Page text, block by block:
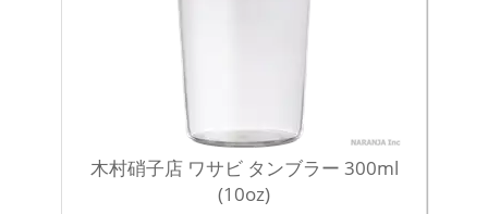
木村硝子店 ワサビ タンブラー 300ml
(10oz)